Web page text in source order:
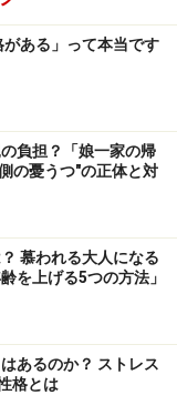
て「色」から観
気づくかもしれ
メッセージと
てより詳しく見
なぞったエリア
ある」って本当です
負担？「娘一家の帰
の憂うつ"の正体と対
慕われる大人になる
を上げる5つの方法」
あるのか？ ストレス
格とは